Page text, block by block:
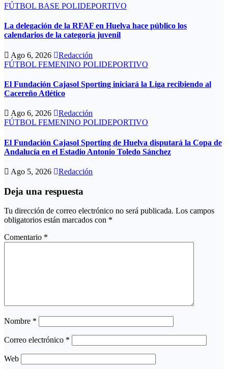
FÚTBOL BASE POLIDEPORTIVO
La delegación de la RFAF en Huelva hace público los
calendarios de la categoría juvenil
Ago 6, 2026
Redacción
FÚTBOL FEMENINO POLIDEPORTIVO
El Fundación Cajasol Sporting iniciará la Liga recibiendo al
Cacereño Atlético
Ago 6, 2026
Redacción
FÚTBOL FEMENINO POLIDEPORTIVO
El Fundación Cajasol Sporting de Huelva disputará la Copa de
Andalucía en el Estadio Antonio Toledo Sánchez
Ago 5, 2026 Redacción
Deja una respuesta
Tu dirección de correo electrónico no será publicada. Los campos
obligatorios están marcados con *
Comentario *
Nombre *
Correo electrónico *
Web